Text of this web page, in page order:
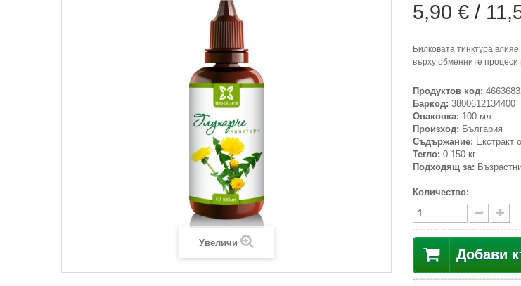
Увеличи
5,90 € /
Билковата тинктура
върху обменните процеси
Продуктов код:
Баркод: 3800612134400
Опаковка: 100 мл.
Произход: България
Съдържание: Екстракт
Тегло: 0.150 кг.
Подходящ за:
Количество:
Добави